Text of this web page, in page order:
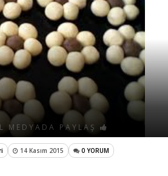
MEDYADA PAYLAŞ
14 Kasım 2015
0 YORUM